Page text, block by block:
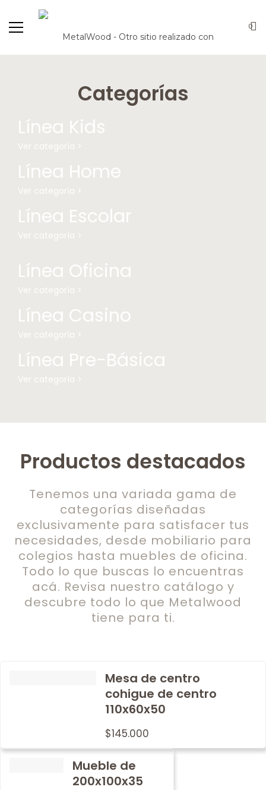
0
Categorías
Línea Kids
Ver categoría >
Línea Home
Ver categoría >
Línea Escolar
Ver categoría >
Línea Oficina
Ver categoría >
Línea Casino
Ver categoría >
Línea Pre-Básica
Ver categoría >
Productos destacados
Tenemos una variada gama de
categorías diseñadas
exclusivamente para satisfacer tus
necesidades, desde mobiliario para
colegios hasta muebles de oficina.
Todo lo que buscas lo encuentras
acá. Revisa nuestro catálogo y
descubre todo lo que Metalwood
tiene para ti.
Mesa de centro
cohigue de centro
110x60x50
$145.000
Mueble de
200x100x35